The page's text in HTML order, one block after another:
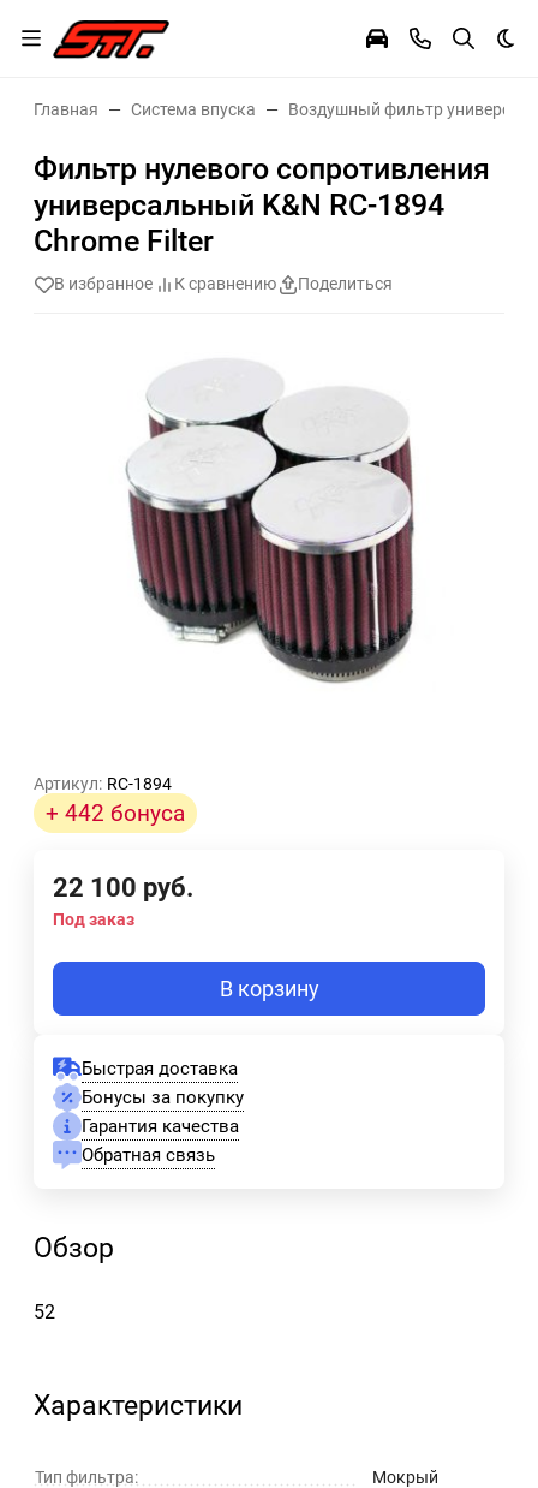
Главная Система впуска Воздушный фильтр
Фильтр нулевого сопротивления
универсальный K&N RC-1894
Chrome Filter
В избранное К сравнению Поделиться
Артикул: RC-1894
+ 442 бонуса
22 100 руб.
Под заказ
В корзину
Быстрая доставка
Бонусы за покупку
Гарантия качества
Обратная связь
Обзор
52
Характеристики
Тип фильтра: Мокрый